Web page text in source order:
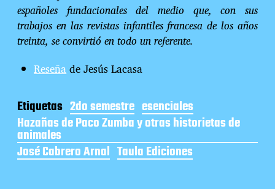
españoles fundacionales del medio que, con sus
trabajos en las revistas infantiles francesa de los años
treinta, se convirtió en todo un referente.
Reseñade Jesús Lacasa
Etiquetas 2do semestre esenciales
Hazañas de Paco Zumba y otras historietas de
animales
José Cabrero Arnal Taula Ediciones